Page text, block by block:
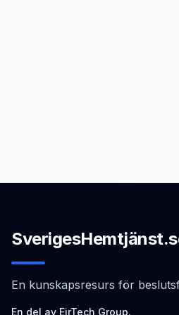
En kunskapsresurs för
En del av EirTech Group.